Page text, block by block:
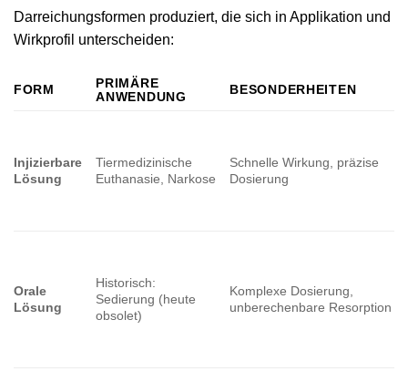
Darreichungsformen produziert, die sich in Applikation und
Wirkprofil unterscheiden:
FORM
PRIMÄRE
ANWENDUNG
BESONDERHEITEN
Injizierbare
Lösung
Tiermedizinische
Euthanasie, Narkose
Schnelle Wirkung, präzise
Dosierung
Orale
Lösung
Historisch:
Sedierung (heute
obsolet)
Komplexe Dosierung,
unberechenbare Resorption